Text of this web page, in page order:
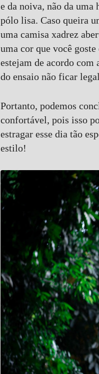
e da noiva, não da uma
pólo lisa. Caso queira
uma camisa xadrez
uma cor que você
estejam de acordo com
do ensaio não ficar
Portanto, podemos
confortável, pois isso
estragar esse dia tão
estilo!